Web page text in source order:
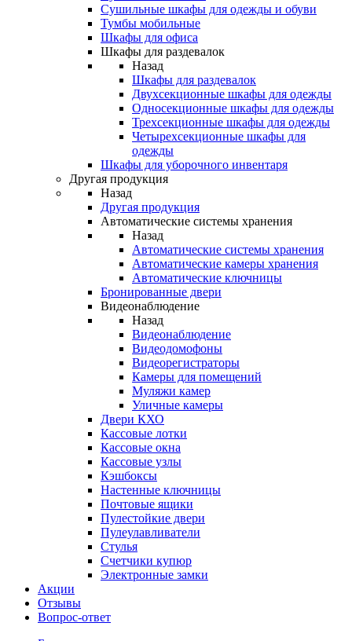
Сушильные шкафы для одежды и обуви
Тумбы мобильные
Шкафы для офиса
Шкафы для раздевалок
Назад
Шкафы для раздевалок
Двухсекционные шкафы для одежды
Односекционные шкафы для одежды
Трехсекционные шкафы для одежды
Четырехсекционные шкафы для
одежды
Шкафы для уборочного инвентаря
Другая продукция
Назад
Другая продукция
Автоматические системы хранения
Назад
Автоматические системы хранения
Автоматические камеры хранения
Автоматические ключницы
Бронированные двери
Видеонаблюдение
Назад
Видеонаблюдение
Видеодомофоны
Видеорегистраторы
Камеры для помещений
Муляжи камер
Уличные камеры
Двери КХО
Кассовые лотки
Кассовые окна
Кассовые узлы
Кэшбоксы
Настенные ключницы
Почтовые ящики
Пулестойкие двери
Пулеулавливатели
Стулья
Счетчики купюр
Электронные замки
Акции
Отзывы
Вопрос-ответ